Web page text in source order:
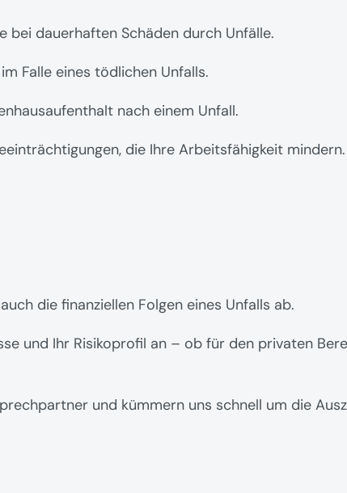
bei dauerhaften Schäden durch Unfälle.
Falle eines tödlichen Unfalls.
nach einem Unfall.
die Ihre Arbeitsfähigkeit mindern.
die finanziellen Folgen eines Unfalls ab.
und Ihr Risikoprofil an – ob für den privaten
und kümmern uns schnell um die